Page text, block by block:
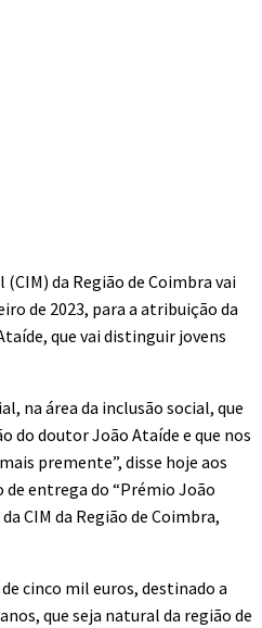
da Região de Coimbra vai
de 2023, para a atribuição da
que vai distinguir jovens
na área da inclusão social, que
do doutor João Ataíde e que nos
premente”, disse hoje aos
entrega do “Prémio João
CIM da Região de Coimbra,
cinco mil euros, destinado a
que seja natural da região de